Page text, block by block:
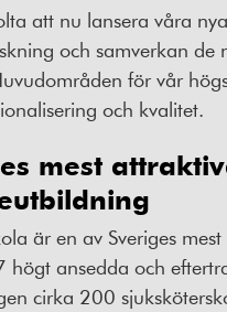
att nu lansera våra
och samverkan de
för vår
och kvalitet.
mest
är en av Sveriges
ansedda och
cirka 200